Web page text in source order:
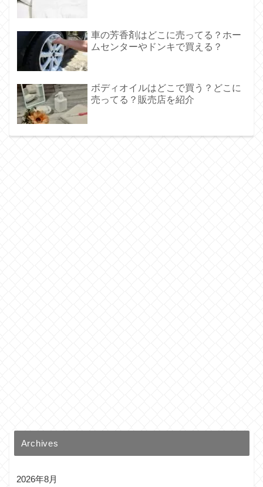
車の芳香剤はどこに売ってる？ホー
ムセンターやドンキで買える？
ボディオイルはどこで買う？どこに
売ってる？販売店を紹介
Archives
2026年8月